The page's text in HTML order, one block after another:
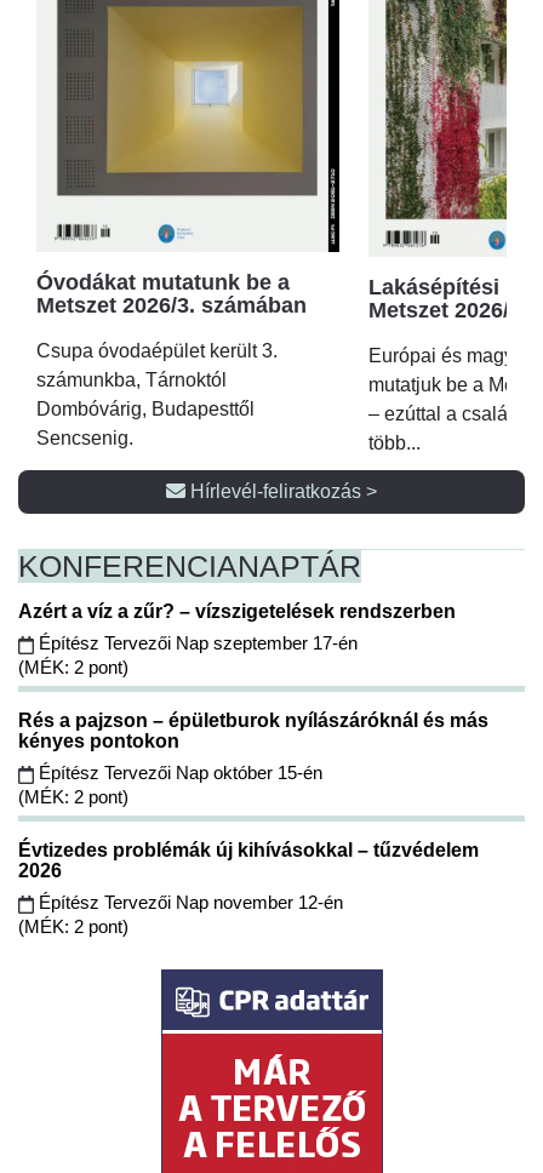
Óvodákat mutatunk be a
Metszet 2026/3. számában
Csupa óvodaépület került 3.
számunkba, Tárnoktól
Dombóvárig, Budapesttől
Sencsenig.
Lakásépítési
Metszet 2026/2.
Európai és magyar
mutatjuk be a
– ezúttal a családi
több...
Hírlevél-feliratkozás >
KONFERENCIANAPTÁR
Azért a víz a zűr? – vízszigetelések rendszerben
Építész Tervezői Nap szeptember 17-én
(MÉK: 2 pont)
Rés a pajzson – épületburok nyílászáróknál és más
kényes pontokon
Építész Tervezői Nap október 15-én
(MÉK: 2 pont)
Évtizedes problémák új kihívásokkal – tűzvédelem
2026
Építész Tervezői Nap november 12-én
(MÉK: 2 pont)